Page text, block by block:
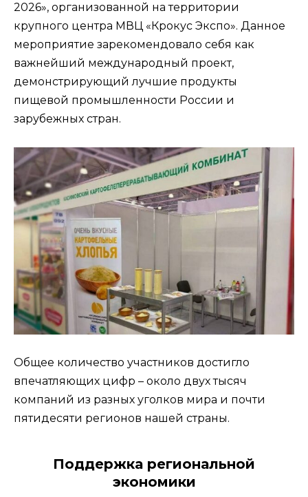
2026», организованной на территории
крупного центра МВЦ «Крокус Экспо». Данное
мероприятие зарекомендовало себя как
важнейший международный проект,
демонстрирующий лучшие продукты
пищевой промышленности России и
зарубежных стран.
Общее количество участников достигло
впечатляющих цифр – около двух тысяч
компаний из разных уголков мира и почти
пятидесяти регионов нашей страны.
Поддержка региональной
экономики